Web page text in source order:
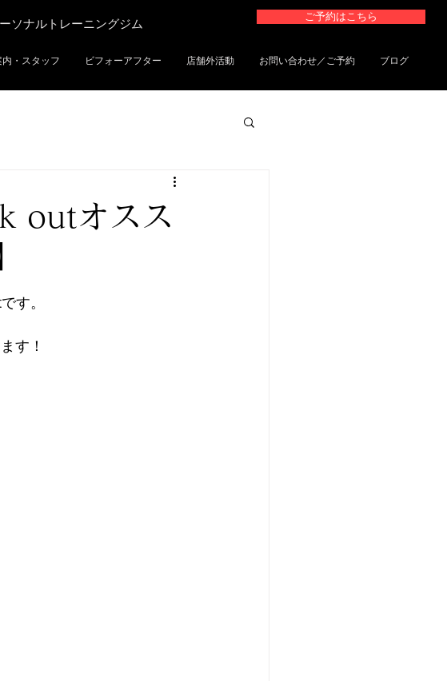
ソナルトレーニングジム
ご予約はこちら
・スタッフ ビフォーアフター 店舗外活動 お問い合わせ／ご予約 ブログ
outオスス
す。
す！